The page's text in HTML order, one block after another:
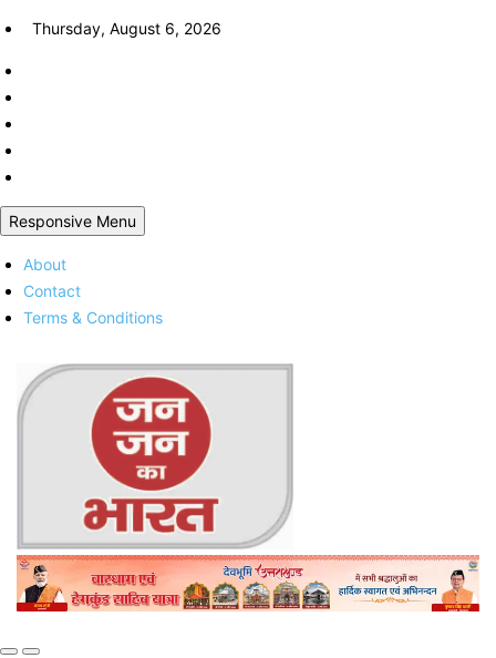
Skip
content
Thursday, August 6, 2026
Responsive Menu
About
Contact
Terms & Conditions
Jan Jan Ka Bharat
Online Trending Hindi News Website